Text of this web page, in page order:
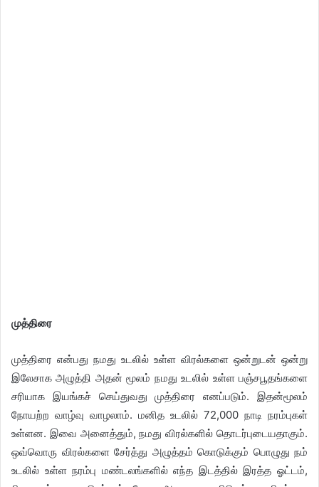
முத்திரை
முத்திரை என்பது நமது உடலில் உள்ள விரல்களை ஒன்றுடன் ஒன்று
இலேசாக அழுத்தி அதன் மூலம் நமது உடலில் உள்ள பஞ்சபூதங்களை
சரியாக இயங்கச் செய்துவது முத்திரை எனப்படும். இதன்மூலம்
நோயற்ற வாழ்வு வாழலாம். மனித உடலில் 72,000 நாடி நரம்புகள்
உள்ளன. இவை அனைத்தும், நமது விரல்களில் தொடர்புடையதாகும்.
ஒவ்வொரு விரல்களை சேர்த்து அழுத்தம் கொடுக்கும் பொழுது நம்
உடலில் உள்ள நரம்பு மண்டலங்களில் எந்த இடத்தில் இரத்த ஓட்டம்,